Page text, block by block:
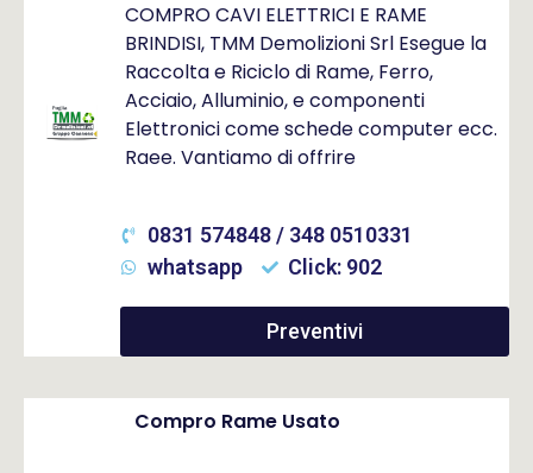
COMPRO CAVI ELETTRICI E RAME
BRINDISI, TMM Demolizioni Srl Esegue la
Raccolta e Riciclo di Rame, Ferro,
Acciaio, Alluminio, e componenti
Elettronici come schede computer ecc.
Raee. Vantiamo di offrire
0831 574848 / 348 0510331
whatsapp
Click: 902
Preventivi
Compro Rame Usato